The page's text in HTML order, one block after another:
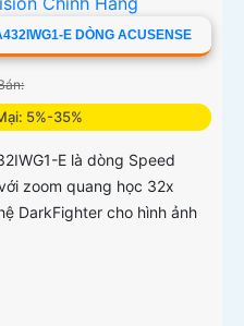
E DÒNG ACUSENSE
5%-35%
E là dòng Speed
zoom quang học 32x
DarkFighter cho hình ảnh